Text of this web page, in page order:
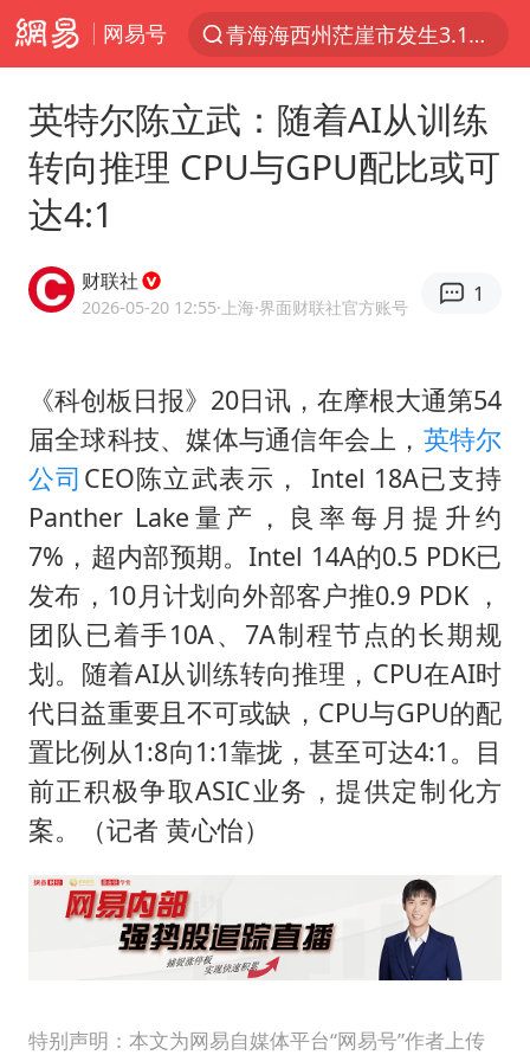
网易号
青海海西州茫崖市发生3.1级地震
我国编制完成新版全月地质图
台风白海豚登陆地点更新
吉林一“温度计大楼”读数爆表
宇树科技王兴兴身家有望超200亿元
村民谈“梅姨”：叫的其实是“媒姨”
中国养老床位“三连降”
五粮液渠道价一箱上涨近百元
法国下周开始禁止未经同意的电话营销
贵州轮胎子公司获美国退税8136万
郑国霖回应去景区上班被保安拦下
CIA被曝已秘密设立古巴工作组
曝韩足协曾为外籍裁判安排性招待
萧敬腾：不忍心让妻子承受生育的苦
奋进开新局 实干挑大梁
英特尔陈立武：随着AI从训练
转向推理 CPU与GPU配比或可
达4:1
财联社
2026-05-20 12:55·上海·界面财联社官方账号
1
《科创板日报》20日讯，在摩根大通第54
届全球科技、媒体与通信年会上， 英特尔
公司 CEO陈立武表示， Intel 18A已支持
Panther Lake量产，良率每月提升约
7%，超内部预期。Intel 14A的0.5 PDK已
发布，10月计划向外部客户推0.9 PDK ，
团队已着手10A、7A制程节点的长期规
划。随着AI从训练转向推理，CPU在AI时
代日益重要且不可或缺，CPU与GPU的配
置比例从1:8向1:1靠拢，甚至可达4:1。目
前正积极争取ASIC业务，提供定制化方
案。（记者 黄心怡）
特别声明：本文为网易自媒体平台“网易号”作者上传